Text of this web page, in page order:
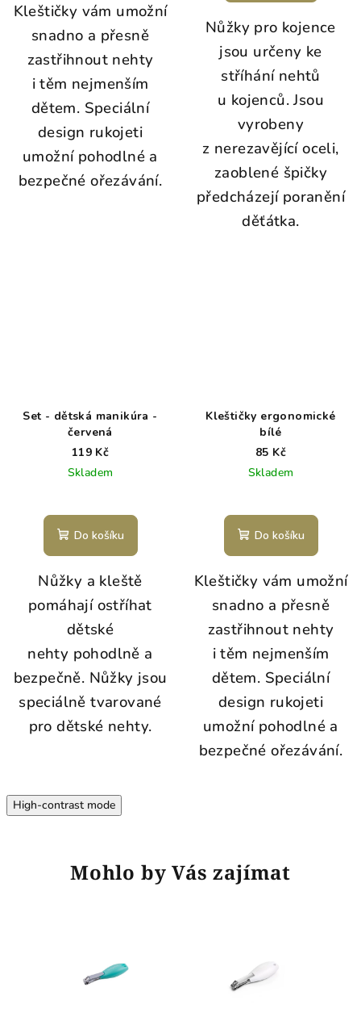
Kleštičky vám umožní
snadno a přesně
zastřihnout nehty
i těm nejmenším
dětem. Speciální
design rukojeti
umožní pohodlné a
bezpečné ořezávání.
Nůžky pro kojence
jsou určeny ke
stříhání nehtů
u kojenců. Jsou
vyrobeny
z nerezavějící oceli,
zaoblené špičky
předcházejí poranění
děťátka.
Set - dětská manikúra -
červená
119 Kč
Skladem
Do košíku
Nůžky a kleště
pomáhají ostříhat
dětské
nehty pohodlně a
bezpečně. Nůžky jsou
speciálně tvarované
pro dětské nehty.
Kleštičky ergonomické
bílé
85 Kč
Skladem
Do košíku
Kleštičky vám umožní
snadno a přesně
zastřihnout nehty
i těm nejmenším
dětem. Speciální
design rukojeti
umožní pohodlné a
bezpečné ořezávání.
High-contrast mode
Mohlo by Vás zajímat